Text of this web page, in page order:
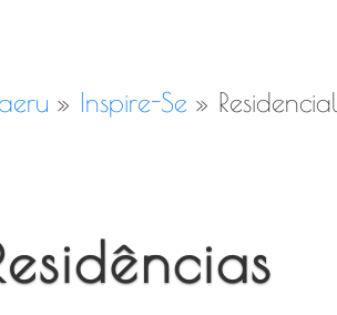
» Inspire-Se » Residencial